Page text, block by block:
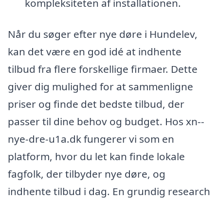
kompleksiteten af installationen.
Når du søger efter nye døre i Hundelev,
kan det være en god idé at indhente
tilbud fra flere forskellige firmaer. Dette
giver dig mulighed for at sammenligne
priser og finde det bedste tilbud, der
passer til dine behov og budget. Hos xn--
nye-dre-u1a.dk fungerer vi som en
platform, hvor du let kan finde lokale
fagfolk, der tilbyder nye døre, og
indhente tilbud i dag. En grundig research